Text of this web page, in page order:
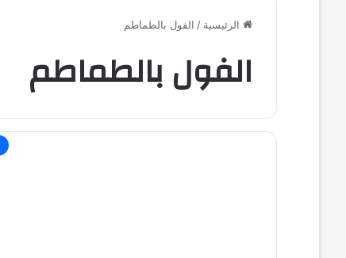
الرئيسية / الفول بالطماطم
الفول بالطماطم